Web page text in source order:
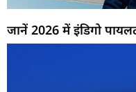
जानें 2026 में इंडिगो